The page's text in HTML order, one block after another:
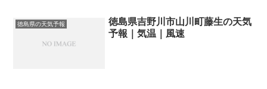
徳島県の天気予報
徳島県吉野川市山川町藤生の天気
予報｜気温｜風速